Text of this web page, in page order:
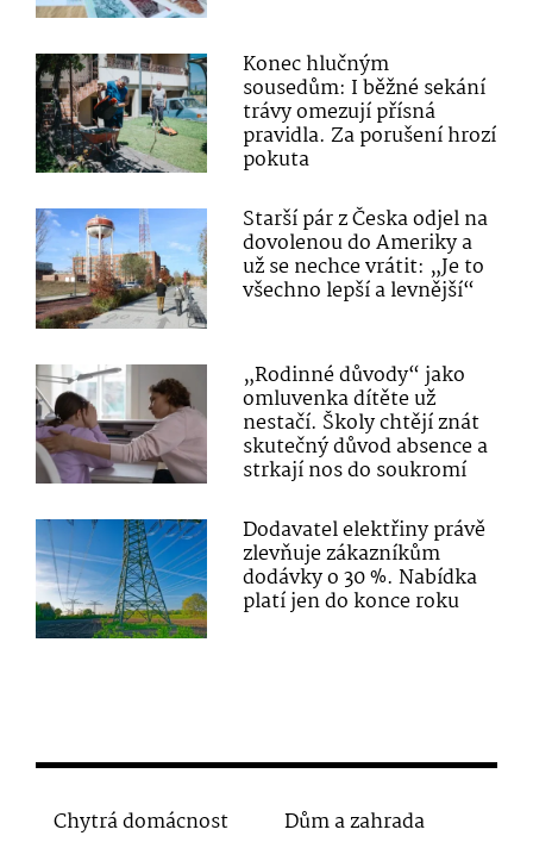
Konec hlučným
sousedům: I běžné sekání
trávy omezují přísná
pravidla. Za porušení hrozí
pokuta
Starší pár z Česka odjel na
dovolenou do Ameriky a
už se nechce vrátit: „Je to
všechno lepší a levnější“
„Rodinné důvody“ jako
omluvenka dítěte už
nestačí. Školy chtějí znát
skutečný důvod absence a
strkají nos do soukromí
Dodavatel elektřiny právě
zlevňuje zákazníkům
dodávky o 30 %. Nabídka
platí jen do konce roku
Chytrá domácnost
Dům a zahrada